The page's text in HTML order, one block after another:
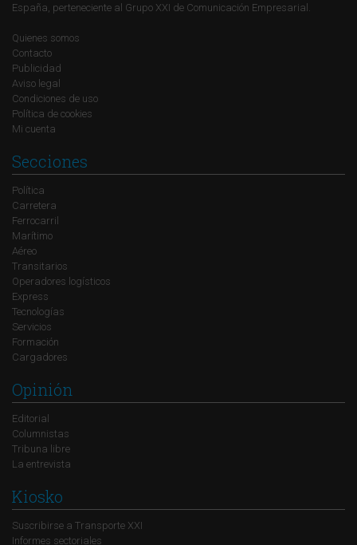
España, perteneciente al Grupo XXI de Comunicación Empresarial.
Quienes somos
Contacto
Publicidad
Aviso legal
Condiciones de uso
Política de cookies
Mi cuenta
Secciones
Política
Carretera
Ferrocarril
Marítimo
Aéreo
Transitarios
Operadores logísticos
Express
Tecnologías
Servicios
Formación
Cargadores
Opinión
Editorial
Columnistas
Tribuna libre
La entrevista
Kiosko
Suscribirse a Transporte XXI
Informes sectoriales